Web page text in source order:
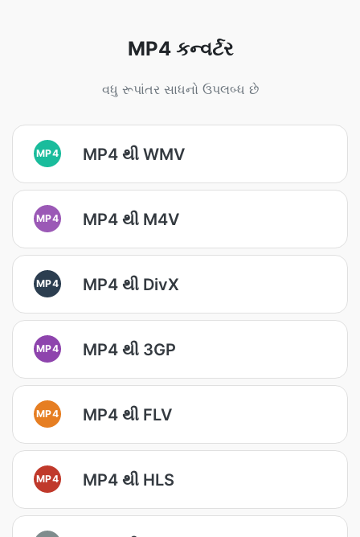
MP4 કન્વર્ટર
વધુ રૂપાંતર સાધનો ઉપલબ્ધ છે
MP4 MP4 થી WMV
MP4 MP4 થી M4V
MP4 MP4 થી DivX
MP4 MP4 થી 3GP
MP4 MP4 થી FLV
MP4 MP4 થી HLS